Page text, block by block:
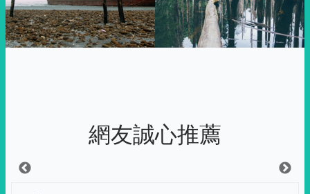
網友誠心推薦